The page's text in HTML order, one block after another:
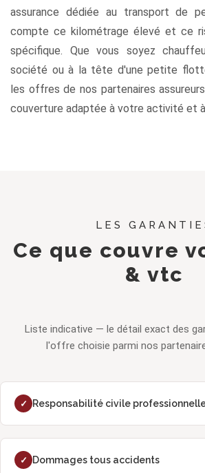
assurance dédiée au transport de
compte ce kilométrage élevé et ce
spécifique. Que vous soyez
société ou à la tête d'une petite
les offres de nos partenaires
couverture adaptée à votre activité et
LES
Ce que couvre
& vtc
Liste indicative — le détail exact des
l'offre choisie parmi nos
✓ Responsabilité civile
✓ Dommages tous accidents